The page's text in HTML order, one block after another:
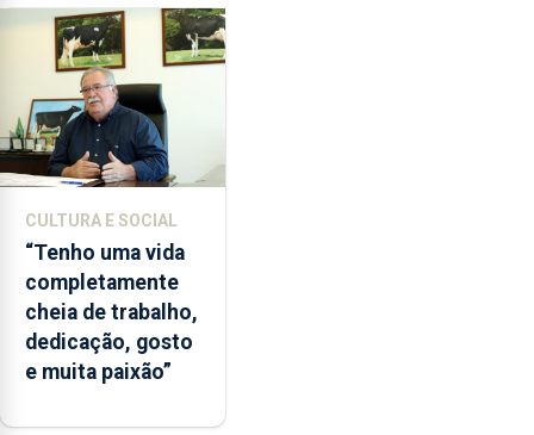
pela
terceira
vez
desde
o
início
da
época
balnear
CULTURA E SOCIAL
“Tenho uma vida
completamente
cheia de trabalho,
dedicação, gosto
e muita paixão”